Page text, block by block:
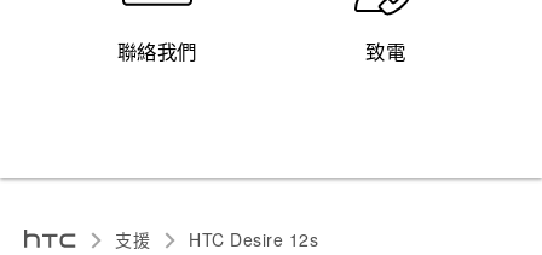
聯絡我們 致電
支援 HTC Desire 12s‎